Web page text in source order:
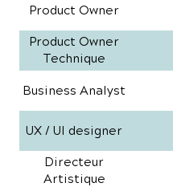
Product Owner
Product Owner
Technique
Business Analyst
UX / UI designer
Directeur
Artistique